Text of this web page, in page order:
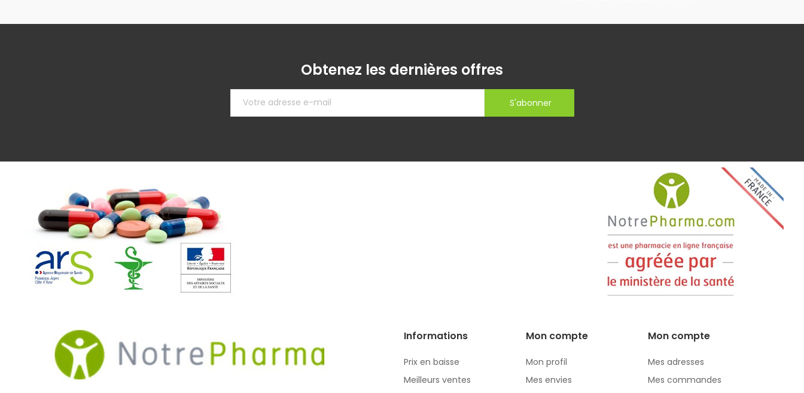
Obtenez les dernières offres
S'abonner
Informations
Prix en baisse
Meilleurs ventes
Mon compte
Mon profil
Mes envies
Mon compte
Mes adresses
Mes commandes